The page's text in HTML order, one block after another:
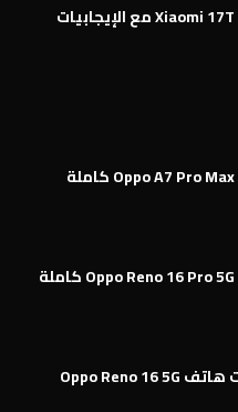
مواصفات هاتف Xiaomi 17T مع الإيجابيات
مواصفات وميزات هاتف Oppo Reno 16 5G